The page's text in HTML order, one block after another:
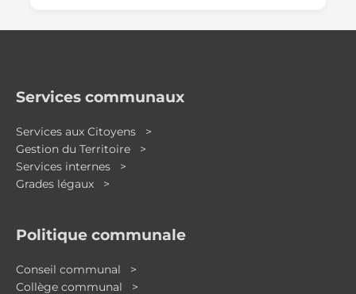
Services communaux
Services aux Citoyens >
Gestion du Territoire >
Services internes >
Grades légaux >
Politique communale
Conseil communal >
Collège communal >